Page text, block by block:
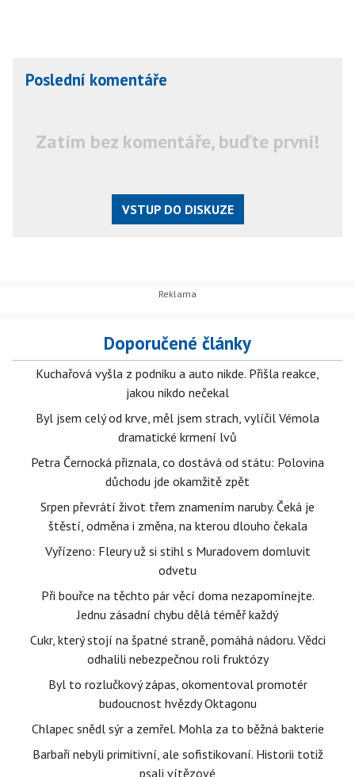
Poslední komentáře
Zatím bez komentáře, buďte první!
VSTUP DO DISKUZE
Doporučené články
Kuchařová vyšla z podniku a auto nikde. Přišla reakce,
jakou nikdo nečekal
Byl jsem celý od krve, měl jsem strach, vylíčil Vémola
dramatické krmení lvů
Petra Černocká přiznala, co dostává od státu: Polovina
důchodu jde okamžitě zpět
Srpen převrátí život třem znamením naruby. Čeká je
štěstí, odměna i změna, na kterou dlouho čekala
Vyřízeno: Fleury už si stihl s Muradovem domluvit
odvetu
Při bouřce na těchto pár věcí doma nezapomínejte.
Jednu zásadní chybu dělá téměř každý
Cukr, který stojí na špatné straně, pomáhá nádoru. Vědci
odhalili nebezpečnou roli fruktózy
Byl to rozlučkový zápas, okomentoval promotér
budoucnost hvězdy Oktagonu
Chlapec snědl sýr a zemřel. Mohla za to běžná bakterie
Barbaři nebyli primitivní, ale sofistikovaní. Historii totiž
psali vítězové